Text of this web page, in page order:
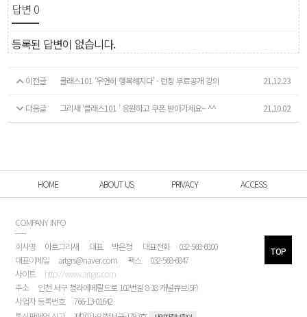
답변 0
등록된 답변이 없습니다.
이전글 클래스101 '우연히 행복해지다' - 런칭 무료공개 강의 21.12.23
다음글 그리새 '클래스101 ' 응원하고 쿠폰 받아가세요~ ^^ 21.10.02
HOME ABOUT US PRIVACY ACCESS
COMPANY INFO
회사명 아트그리새 대표 박은정 대표전화
032-568-6800
대표이메일
artgrs@naver.com 팩스
032-568-6847
사이트
http://www.artgrs.com
주소
인천 서구 청라에메랄드로 102번길 8-18 캐널큐브(5F)
사업자 등록번호
766-13-01642
TOP